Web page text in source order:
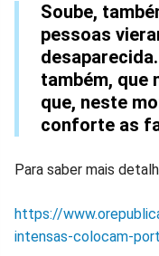
Soube,
pessoas
também, que
que, neste
conforte as
Para saber mais
https://
intensas-colocam-